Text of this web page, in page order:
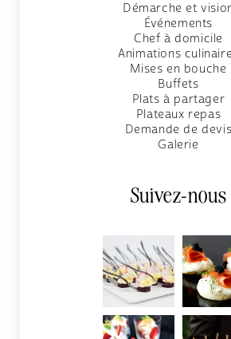
Démarche et
Événements
Chef à domicile
Animations
Mises en bouche
Buffets
Plats à partager
Plateaux repas
Demande de devis
Galerie
Suivez-nous